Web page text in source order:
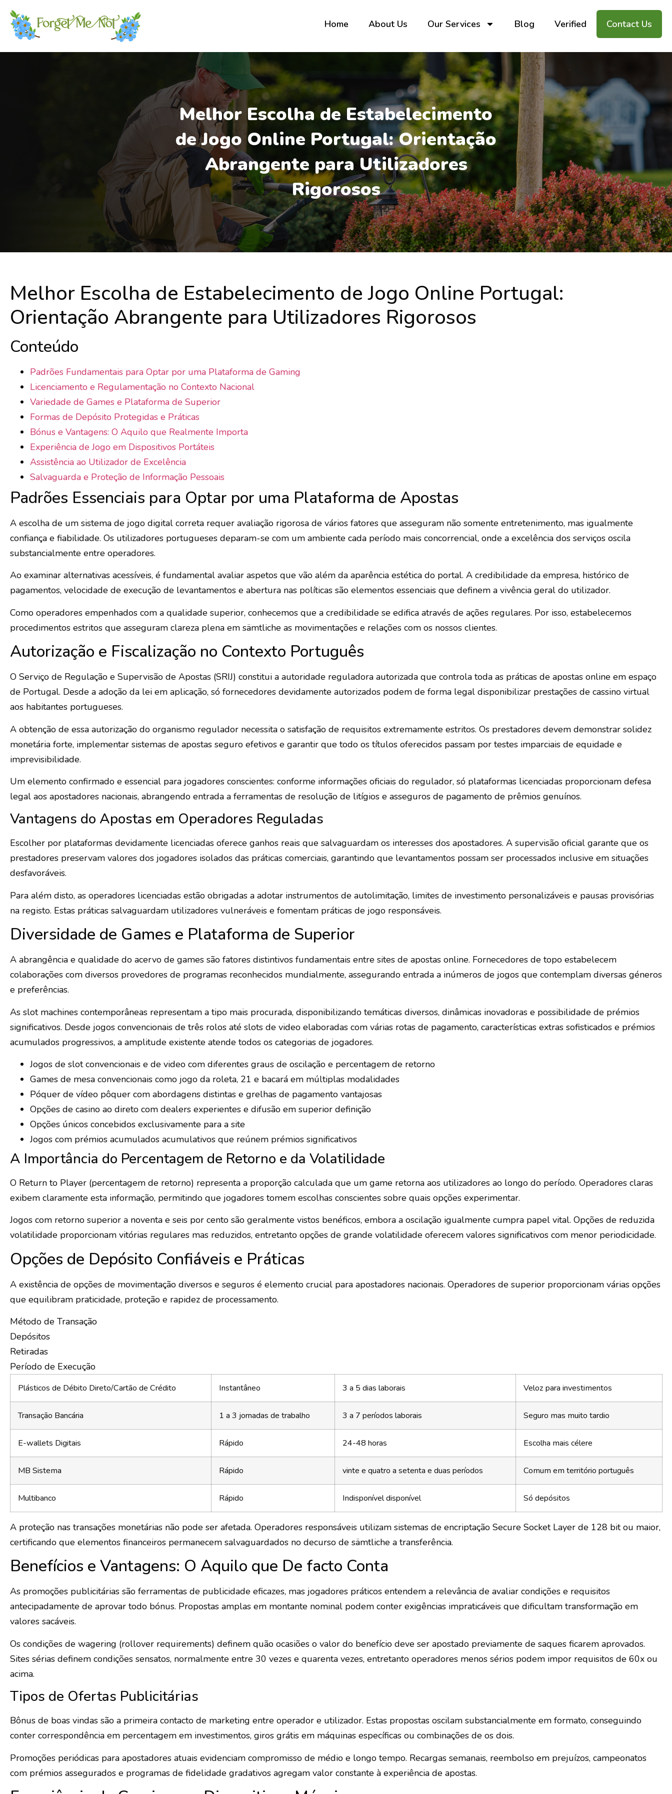
Home About Us Our Services Blog Verified Contact Us
Melhor Escolha de Estabelecimento
de Jogo Online Portugal: Orientação
Abrangente para Utilizadores
Rigorosos
Melhor Escolha de Estabelecimento de Jogo Online Portugal:
Orientação Abrangente para Utilizadores Rigorosos
Conteúdo
Padrões Fundamentais para Optar por uma Plataforma de Gaming
Licenciamento e Regulamentação no Contexto Nacional
Variedade de Games e Plataforma de Superior
Formas de Depósito Protegidas e Práticas
Bónus e Vantagens: O Aquilo que Realmente Importa
Experiência de Jogo em Dispositivos Portáteis
Assistência ao Utilizador de Excelência
Salvaguarda e Proteção de Informação Pessoais
Padrões Essenciais para Optar por uma Plataforma de Apostas
A escolha de um sistema de jogo digital correta requer avaliação rigorosa de vários fatores que asseguram não somente entretenimento, mas igualmente
confiança e fiabilidade. Os utilizadores portugueses deparam-se com um ambiente cada período mais concorrencial, onde a excelência dos serviços oscila
substancialmente entre operadores.
Ao examinar alternativas acessíveis, é fundamental avaliar aspetos que vão além da aparência estética do portal. A credibilidade da empresa, histórico de
pagamentos, velocidade de execução de levantamentos e abertura nas políticas são elementos essenciais que definem a vivência geral do utilizador.
Como operadores empenhados com a qualidade superior, conhecemos que a credibilidade se edifica através de ações regulares. Por isso, estabelecemos
procedimentos estritos que asseguram clareza plena em sämtliche as movimentações e relações com os nossos clientes.
Autorização e Fiscalização no Contexto Português
O Serviço de Regulação e Supervisão de Apostas (SRIJ) constitui a autoridade reguladora autorizada que controla toda as práticas de apostas online em espaço
de Portugal. Desde a adoção da lei em aplicação, só fornecedores devidamente autorizados podem de forma legal disponibilizar prestações de cassino virtual
aos habitantes portugueses.
A obtenção de essa autorização do organismo regulador necessita o satisfação de requisitos extremamente estritos. Os prestadores devem demonstrar solidez
monetária forte, implementar sistemas de apostas seguro efetivos e garantir que todo os títulos oferecidos passam por testes imparciais de equidade e
imprevisibilidade.
Um elemento confirmado e essencial para jogadores conscientes: conforme informações oficiais do regulador, só plataformas licenciadas proporcionam defesa
legal aos apostadores nacionais, abrangendo entrada a ferramentas de resolução de litígios e asseguros de pagamento de prêmios genuínos.
Vantagens do Apostas em Operadores Reguladas
Escolher por plataformas devidamente licenciadas oferece ganhos reais que salvaguardam os interesses dos apostadores. A supervisão oficial garante que os
prestadores preservam valores dos jogadores isolados das práticas comerciais, garantindo que levantamentos possam ser processados inclusive em situações
desfavoráveis.
Para além disto, as operadores licenciadas estão obrigadas a adotar instrumentos de autolimitação, limites de investimento personalizáveis e pausas provisórias
na registo. Estas práticas salvaguardam utilizadores vulneráveis e fomentam práticas de jogo responsáveis.
Diversidade de Games e Plataforma de Superior
A abrangência e qualidade do acervo de games são fatores distintivos fundamentais entre sites de apostas online. Fornecedores de topo estabelecem
colaborações com diversos provedores de programas reconhecidos mundialmente, assegurando entrada a inúmeros de jogos que contemplam diversas géneros
e preferências.
As slot machines contemporâneas representam a tipo mais procurada, disponibilizando temáticas diversos, dinâmicas inovadoras e possibilidade de prémios
significativos. Desde jogos convencionais de três rolos até slots de video elaboradas com várias rotas de pagamento, características extras sofisticados e prémios
acumulados progressivos, a amplitude existente atende todos os categorias de jogadores.
Jogos de slot convencionais e de video com diferentes graus de oscilação e percentagem de retorno
Games de mesa convencionais como jogo da roleta, 21 e bacará em múltiplas modalidades
Póquer de vídeo pôquer com abordagens distintas e grelhas de pagamento vantajosas
Opções de casino ao direto com dealers experientes e difusão em superior definição
Opções únicos concebidos exclusivamente para a site
Jogos com prémios acumulados acumulativos que reúnem prémios significativos
A Importância do Percentagem de Retorno e da Volatilidade
O Return to Player (percentagem de retorno) representa a proporção calculada que um game retorna aos utilizadores ao longo do período. Operadores claras
exibem claramente esta informação, permitindo que jogadores tomem escolhas conscientes sobre quais opções experimentar.
Jogos com retorno superior a noventa e seis por cento são geralmente vistos benéficos, embora a oscilação igualmente cumpra papel vital. Opções de reduzida
volatilidade proporcionam vitórias regulares mas reduzidos, entretanto opções de grande volatilidade oferecem valores significativos com menor periodicidade.
Opções de Depósito Confiáveis e Práticas
A existência de opções de movimentação diversos e seguros é elemento crucial para apostadores nacionais. Operadores de superior proporcionam várias opções
que equilibram praticidade, proteção e rapidez de processamento.
Método de Transação
Depósitos
Retiradas
Período de Execução
Plásticos de Débito Direto/Cartão de Crédito Instantâneo 3 a 5 dias laborais Veloz para investimentos
Transação Bancária 1 a 3 jornadas de trabalho 3 a 7 períodos laborais Seguro mas muito tardio
E-wallets Digitais Rápido 24-48 horas Escolha mais célere
MB Sistema Rápido vinte e quatro a setenta e duas períodos Comum em território português
Multibanco Rápido Indisponível disponível Só depósitos
A proteção nas transações monetárias não pode ser afetada. Operadores responsáveis utilizam sistemas de encriptação Secure Socket Layer de 128 bit ou maior,
certificando que elementos financeiros permanecem salvaguardados no decurso de sämtliche a transferência.
Benefícios e Vantagens: O Aquilo que De facto Conta
As promoções publicitárias são ferramentas de publicidade eficazes, mas jogadores práticos entendem a relevância de avaliar condições e requisitos
antecipadamente de aprovar todo bónus. Propostas amplas em montante nominal podem conter exigências impraticáveis que dificultam transformação em
valores sacáveis.
Os condições de wagering (rollover requirements) definem quão ocasiões o valor do benefício deve ser apostado previamente de saques ficarem aprovados.
Sites sérias definem condições sensatos, normalmente entre 30 vezes e quarenta vezes, entretanto operadores menos sérios podem impor requisitos de 60x ou
acima.
Tipos de Ofertas Publicitárias
Bônus de boas vindas são a primeira contacto de marketing entre operador e utilizador. Estas propostas oscilam substancialmente em formato, conseguindo
conter correspondência em percentagem em investimentos, giros grátis em máquinas específicas ou combinações de os dois.
Promoções periódicas para apostadores atuais evidenciam compromisso de médio e longo tempo. Recargas semanais, reembolso em prejuízos, campeonatos
com prémios assegurados e programas de fidelidade gradativos agregam valor constante à experiência de apostas.